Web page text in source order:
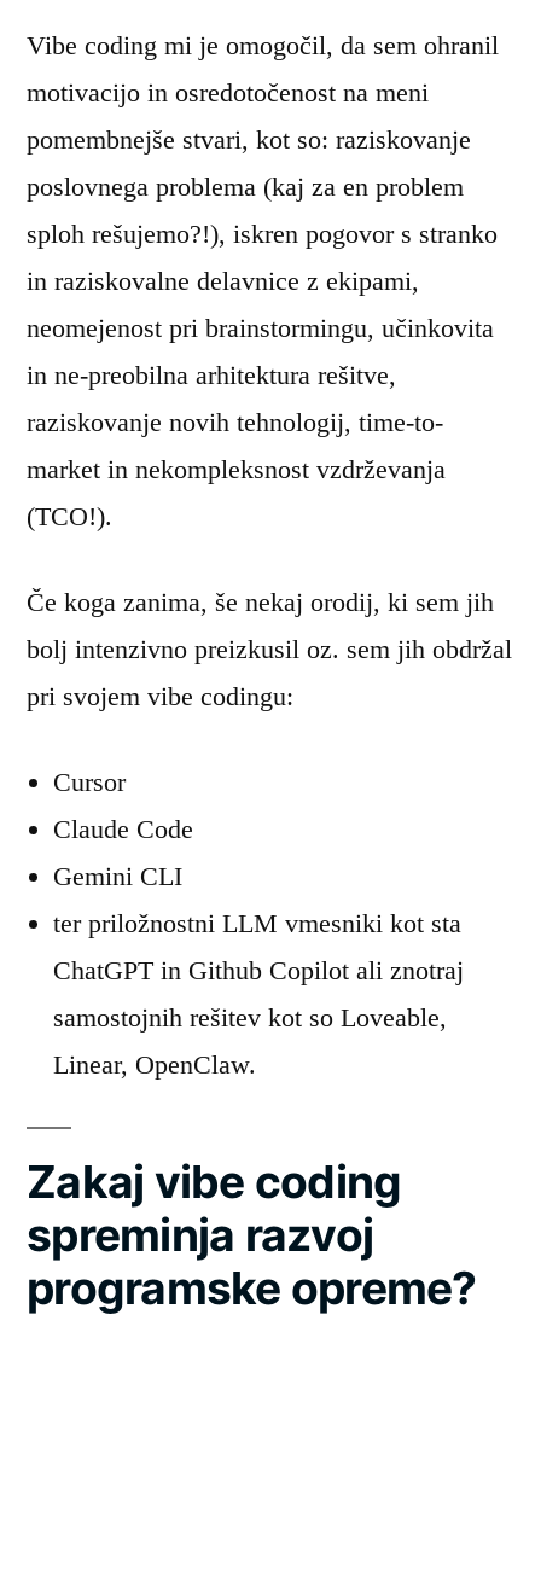
Vibe coding mi je omogočil, da sem ohranil
motivacijo in osredotočenost na meni
pomembnejše stvari, kot so: raziskovanje
poslovnega problema (kaj za en problem
sploh rešujemo?!), iskren pogovor s stranko
in raziskovalne delavnice z ekipami,
neomejenost pri brainstormingu, učinkovita
in ne-preobilna arhitektura rešitve,
raziskovanje novih tehnologij, time-to-
market in nekompleksnost vzdrževanja
(TCO!).
Če koga zanima, še nekaj orodij, ki sem jih
bolj intenzivno preizkusil oz. sem jih obdržal
pri svojem vibe codingu:
Cursor
Claude Code
Gemini CLI
ter priložnostni LLM vmesniki kot sta
ChatGPT in Github Copilot ali znotraj
samostojnih rešitev kot so Loveable,
Linear, OpenClaw.
Zakaj vibe coding
spreminja razvoj
programske opreme?